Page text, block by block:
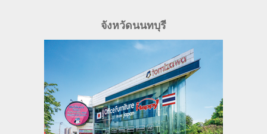
จังหวัดนนทบุรี